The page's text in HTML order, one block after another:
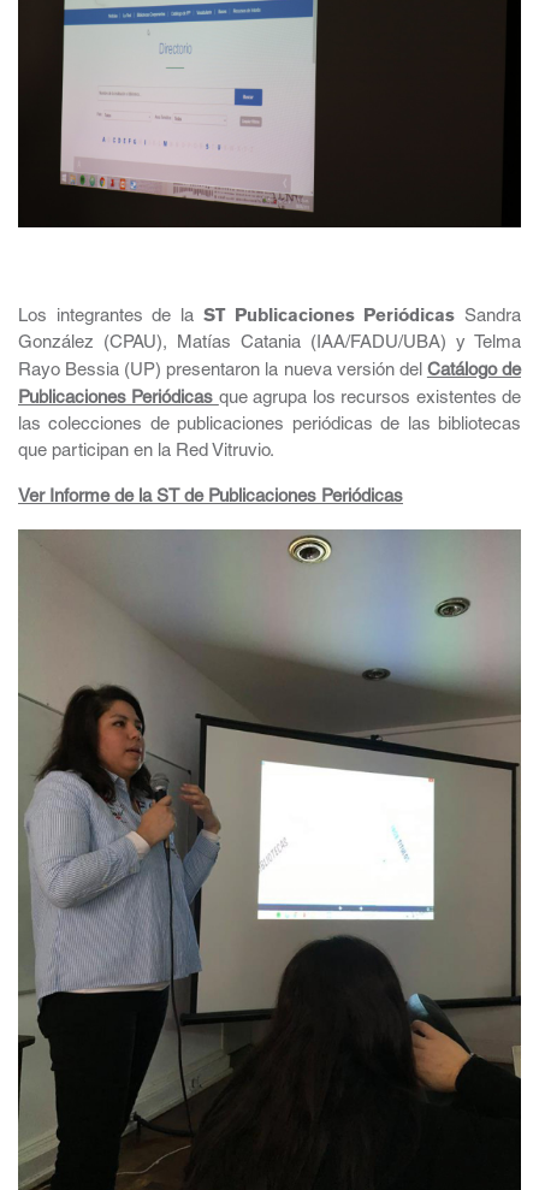
Los integrantes de la ST Publicaciones Periódicas Sandra
González (CPAU), Matías Catania (IAA/FADU/UBA) y Telma
Rayo Bessia (UP) presentaron la nueva versión del Catálogo de
Publicaciones Periódicas que agrupa los recursos existentes de
las colecciones de publicaciones periódicas de las bibliotecas
que participan en la Red Vitruvio.
Ver Informe de la ST de Publicaciones Periódicas